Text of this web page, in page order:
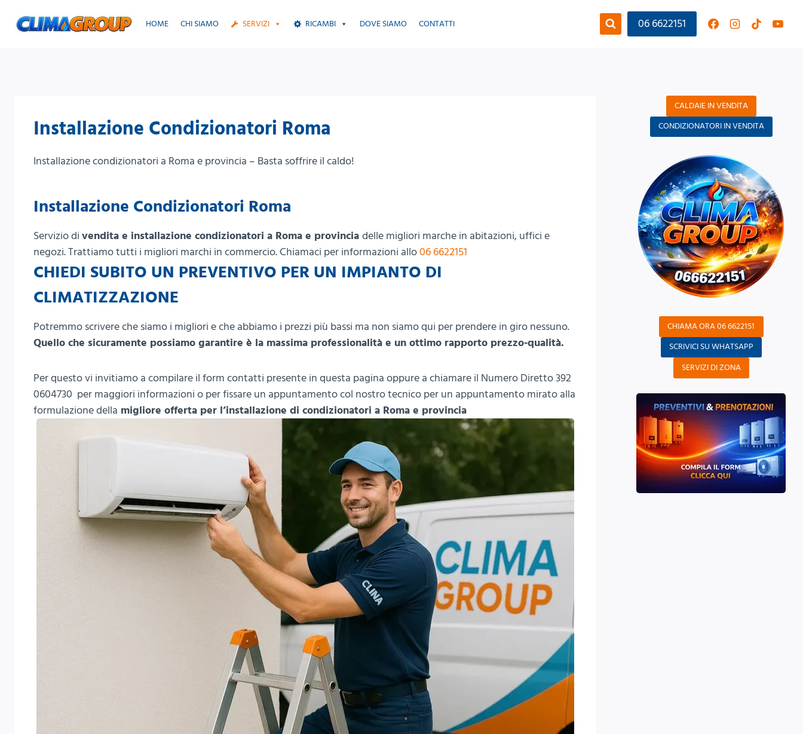
HOME CHI SIAMO SERVIZI RICAMBI DOVE SIAMO CONTATTI 06 6622151
Installazione Condizionatori Roma
Installazione condizionatori a Roma e provincia – Basta soffrire il caldo!
Installazione Condizionatori Roma
Servizio di vendita e installazione condizionatori a Roma e provincia delle migliori marche in abitazioni, uffici e
negozi. Trattiamo tutti i migliori marchi in commercio. Chiamaci per informazioni allo06 6622151
CHIEDI SUBITO UN PREVENTIVO PER UN IMPIANTO DI
CLIMATIZZAZIONE
Potremmo scrivere che siamo i migliori e che abbiamo i prezzi più bassi ma non siamo qui per prendere in giro nessuno.
Quello che sicuramente possiamo garantire è la massima professionalità e un ottimo rapporto prezzo-qualità.
Per questo vi invitiamo a compilare il form contatti presente in questa pagina oppure a chiamare il Numero Diretto 392
0604730 per maggiori informazioni o per fissare un appuntamento col nostro tecnico per un appuntamento mirato alla
formulazione della migliore offerta per l’installazione di condizionatori a Roma e provincia
CALDAIE IN VENDITA
CONDIZIONATORI IN VENDITA
CHIAMA ORA 06 6622151
SCRIVICI SU WHATSAPP
SERVIZI DI ZONA